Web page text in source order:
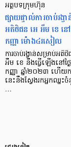
អត្ថបទក្រុមហ៊ុន
ផ្សាយផ្ទាល់ការចាប់រង្
អតិថិជន អេ អឹម ខេ នៅ
កញ្ញា ម៉ោង៤រសៀល
ការចាប់រង្វាន់សម្រាប់អ
អឹម ខេ នឹងធ្វើឡើងនៅថ្
កញ្ញា ឆ្នាំ២០២៣ ហើយកា
នេះនឹងស្វែងរកអ្នកឈ្ន
…